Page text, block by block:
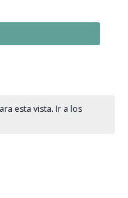
esta vista. Ir a los